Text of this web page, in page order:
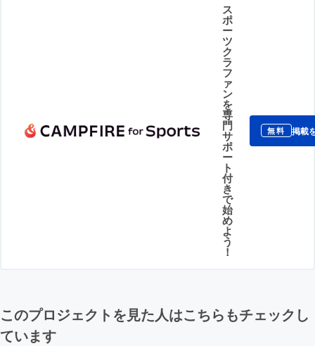
ス
ポ
ー
ツ
ク
ラ
フ
ァ
ン
を
専
門
サ
ポ
ー
ト
付
き
で
始
め
よ
う
！
無料 掲載
このプロジェクトを見た人はこちらもチェックし
ています